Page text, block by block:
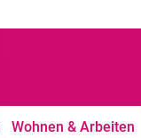
Wohnen & Arbeiten